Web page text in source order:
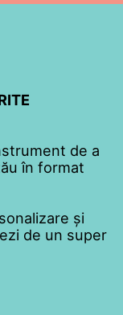
de a
în format
și
de un super